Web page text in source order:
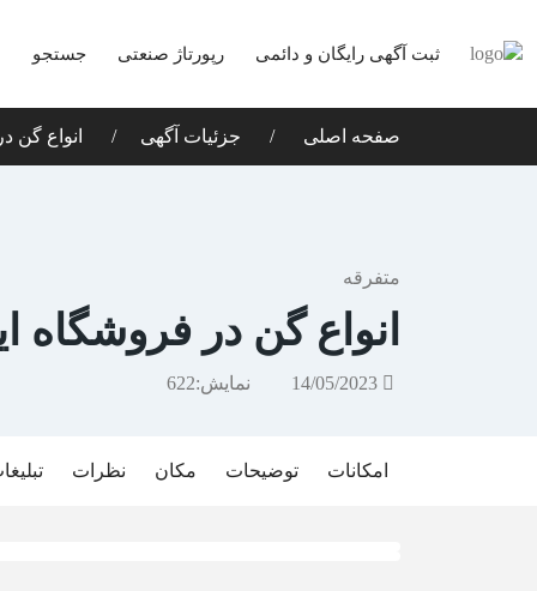
ثبت آگهی رایگان و دائمی رپورتاژ صنعتی جستجو
صفحه اصلی جزئیات آگهی انواع گن
متفرقه
انواع گن در فروشگاه
نمایش:622
امکانات توضیحات مکان نظرات